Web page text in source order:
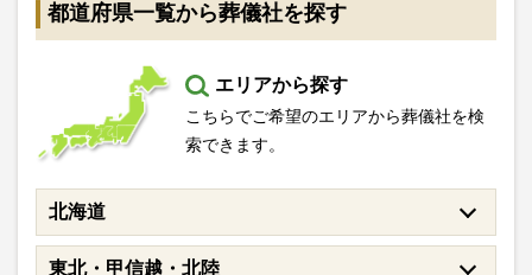
都道府県一覧から葬儀社を探す
エリアから探す
こちらでご希望のエリアから葬儀社を検
索できます。
北海道
東北・甲信越・北陸